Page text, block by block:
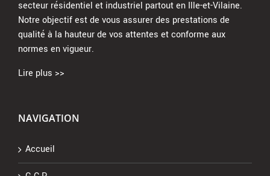
secteur résidentiel et industriel partout en Ille-et-Vilaine.
Notre objectif est de vous assurer des prestations de
qualité à la hauteur de vos attentes et conforme aux
normes en vigueur.
Lire plus >>
NAVIGATION
Accueil